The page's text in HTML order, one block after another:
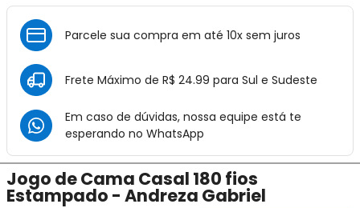
Parcele sua compra em até 10x sem juros
Frete Máximo de R$ 24.99 para Sul e Sudeste
Em caso de dúvidas, nossa equipe está te
esperando no WhatsApp
Jogo de Cama Casal 180 fios
Estampado - Andreza Gabriel